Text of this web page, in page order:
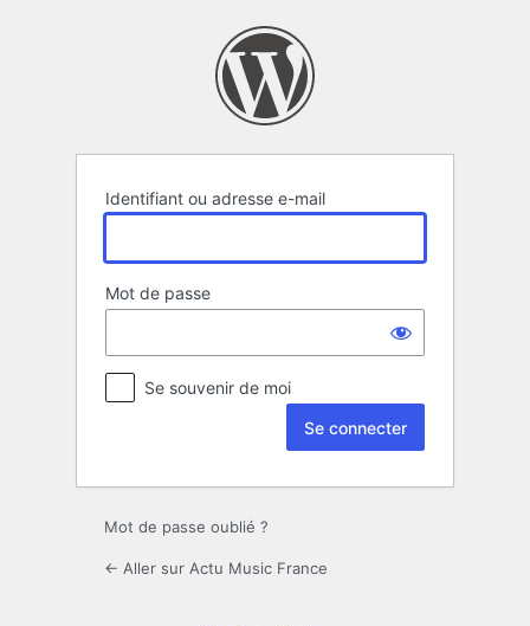
Identifiant ou adresse e-mail
Mot de passe
Se souvenir de moi
Mot de passe oublié ?
← Aller sur Actu Music France